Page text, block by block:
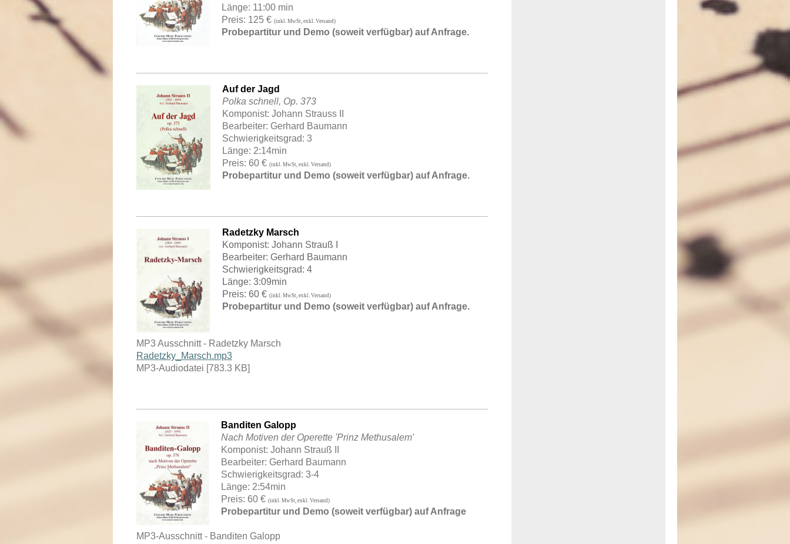
Länge: 11:00 min
Preis: 125 € (inkl. MwSt, exkl. Versand)
Probepartitur und Demo (soweit verfügbar) auf Anfrage.
Auf der Jagd
Polka schnell, Op. 373
Komponist: Johann Strauss II
Bearbeiter: Gerhard Baumann
Schwierigkeitsgrad: 3
Länge: 2:14min
Preis: 60 € (inkl. MwSt, exkl. Versand)
Probepartitur und Demo (soweit verfügbar) auf Anfrage.
Radetzky Marsch
Komponist: Johann Strauß I
Bearbeiter: Gerhard Baumann
Schwierigkeitsgrad: 4
Länge: 3:09min
Preis: 60 € (inkl. MwSt, exkl. Versand)
Probepartitur und Demo (soweit verfügbar) auf Anfrage.
MP3 Ausschnitt - Radetzky Marsch
Radetzky_Marsch.mp3
MP3-Audiodatei [783.3 KB]
Banditen Galopp
Nach Motiven der Operette 'Prinz Methusalem'
Komponist: Johann Strauß II
Bearbeiter: Gerhard Baumann
Schwierigkeitsgrad: 3-4
Länge: 2:54min
Preis: 60 € (inkl. MwSt, exkl. Versand)
Probepartitur und Demo (soweit verfügbar) auf Anfrage
MP3-Ausschnitt - Banditen Galopp